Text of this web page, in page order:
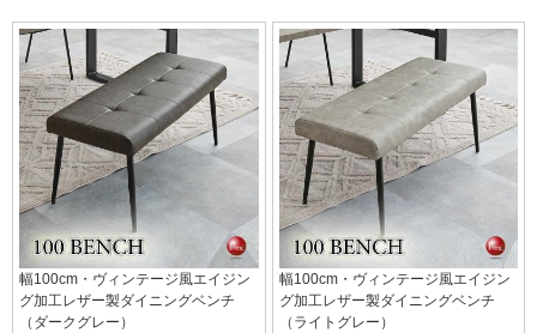
幅100cm・ヴィンテージ風エイジン
グ加工レザー製ダイニングベンチ
（ダークグレー）
幅100cm・ヴィンテージ風エイジン
グ加工レザー製ダイニングベンチ
（ライトグレー）